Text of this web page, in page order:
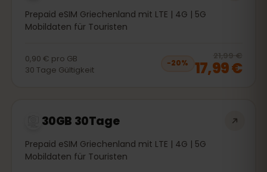
Prepaid eSIM Griechenland mit LTE | 4G | 5G
Mobildaten für Touristen
0,90 € pro GB
30 Tage Gültigkeit
−20%
21,99 €
17,99 €
30GB 30Tage
Prepaid eSIM Griechenland mit LTE | 4G | 5G
Mobildaten für Touristen